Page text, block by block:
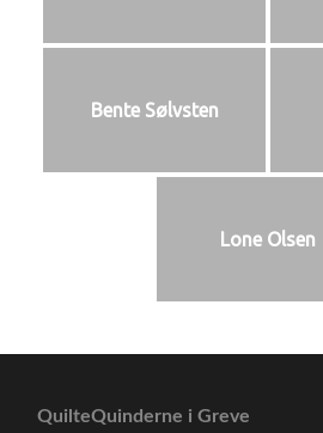
Bente Sølvsten
Lone Olsen
QuilteQuinderne i Greve